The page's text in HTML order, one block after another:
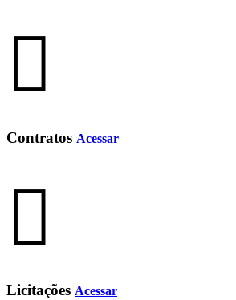
Contratos Acessar
Licitações Acessar